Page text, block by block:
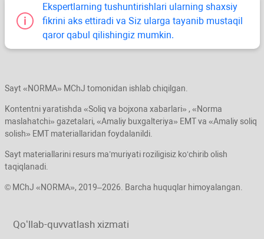
Ekspertlarning tushuntirishlari ularning shaхsiy
fikrini aks ettiradi va Siz ularga tayanib mustaqil
qaror qabul qilishingiz mumkin.
Sayt «NORMA» MChJ tomonidan ishlab chiqilgan.
Kontentni yaratishda «Soliq va bojхona хabarlari» , «Norma
maslahatchi» gazetalari, «Amaliy buхgalteriya» EMT va «Amaliy soliq
solish» EMT materiallaridan foydalanildi.
Sayt materiallarini resurs ma’muriyati roziligisiz koʻchirib olish
taqiqlanadi.
© MChJ «NORMA», 2019–2026. Barcha huquqlar himoyalangan.
Qoʻllab-quvvatlash хizmati